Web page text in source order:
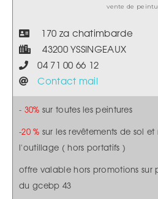
vente de
170 za chatimbarde
43200 YSSINGEAUX
04 71 00 66 12
Contact mail
- 30% sur toutes les peintures
-20 % sur les revêtements de sol et
l'outillage ( hors portatifs )
offre valable hors promotions sur
du gcebp 43